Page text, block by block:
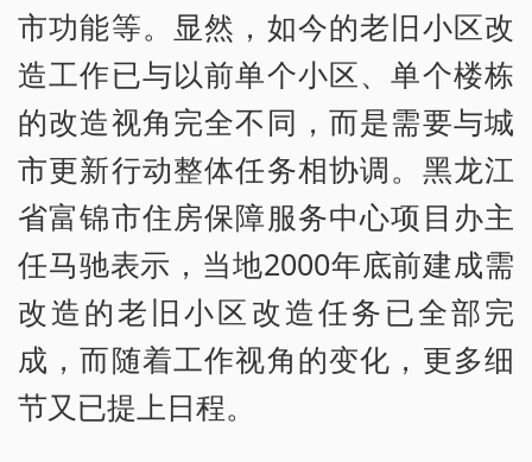
市功能等。显然，如今的老旧小区改
造工作已与以前单个小区、单个楼栋
的改造视角完全不同，而是需要与城
市更新行动整体任务相协调。黑龙江
省富锦市住房保障服务中心项目办主
任马驰表示，当地2000年底前建成需
改造的老旧小区改造任务已全部完
成，而随着工作视角的变化，更多细
节又已提上日程。